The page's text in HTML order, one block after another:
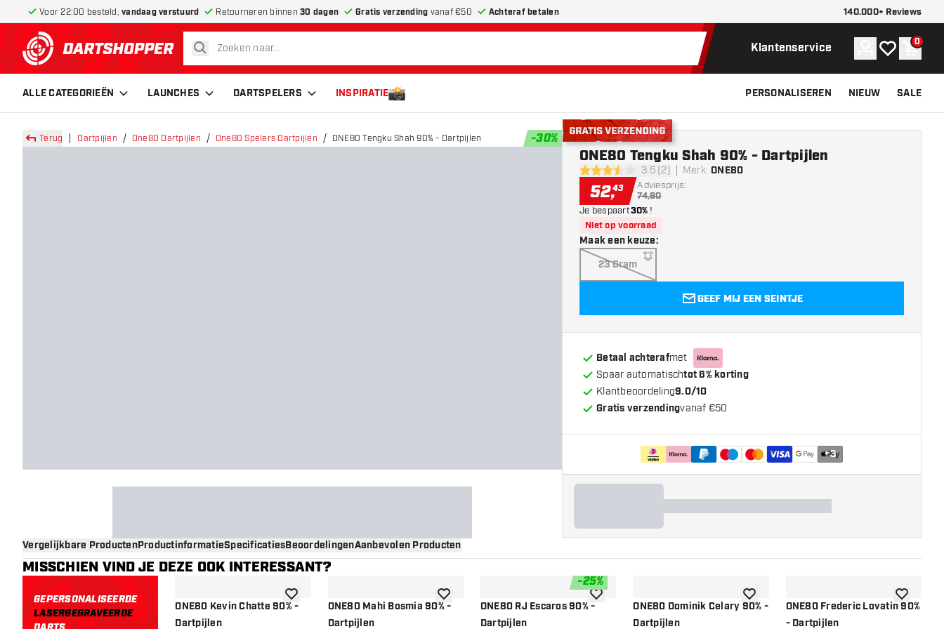
Voor 22:00 besteld, vandaag verstuurd Retourneren binnen 30 dagen Gratis verzending vanaf €50 Achteraf betalen 140.000+ Reviews
terug naar home pagina
zoeken Klantenservice Account
Mijn 0
ALLE CATEGORIEËN LAUNCHES DARTSPELERS INSPIRATIE PERSONALISEREN NIEUW SALE
Terug Dartpijlen One80 Dartpijlen One80 Spelers Dartpijlen ONE80 Tengku Shah 90% - Dartpijlen -30%
Gratis verzending
3.5 score sterren3.5 (2) Merk: ONE80
ONE80 Tengku Shah 90% - Dartpijlen
52,43 Adviesprijs:
74,90
Je bespaart30% !
Niet op voorraad
Maak een keuze:
23 Gram
GEEF MIJ EEN SEINTJE
Betaal achterafmet
Spaar automatischtot 6% korting
Klantbeoordeling9.0/10
Gratis verzendingvanaf €50
+3
Vergelijkbare ProductenProductinformatieSpecificatiesBeoordelingenAanbevolen Producten
MISSCHIEN VIND JE DEZE OOK INTERESSANT?
GEPERSONALISEERDE
LASERGEGRAVEERDE
ONE80 Kevin Chatte 90% -
Dartpijlen
toevoegen aan verlanglijst
ONE80 Mahi Bosmia 90% -
Dartpijlen
toevoegen aan verlanglijst
-25%
ONE80 RJ Escaros 90% -
Dartpijlen
toevoegen aan verlanglijst
ONE80 Dominik Celary 90% -
Dartpijlen
toevoegen aan verlanglijst
ONE80 Frederic Lovatin 90%
- Dartpijlen